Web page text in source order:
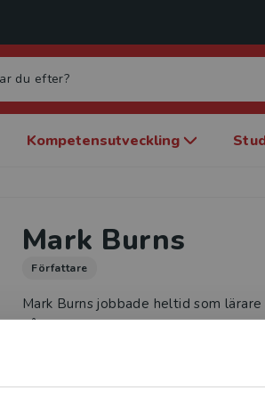
Kompetensutveckling
Mark Burns
Författare
Mark Burns jobbade heltid som
gå sedan dess har han arbetat
undervisa tusentals grundskollärare
outstanding teaching intervention
för undervisning”) för att höja